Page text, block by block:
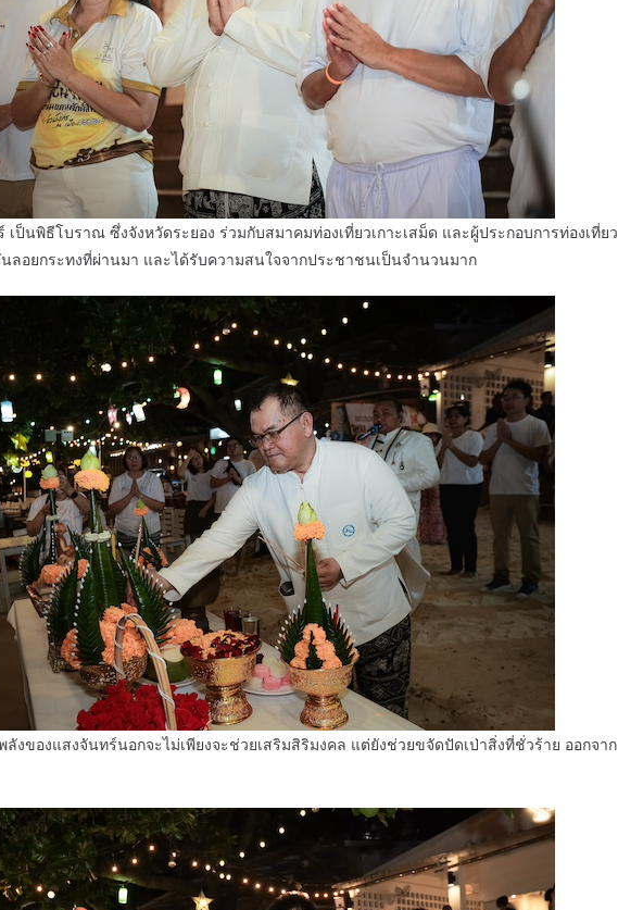
ป็นพิธีโบราณ ซึ่งจังหวัดระยอง ร่วมกับสมาคมท่องเที่ยวเกาะเสม็ด และผู้ประกอบการท่องเที่ยว
ลอยกระทงที่ผ่านมา และได้รับความสนใจจากประชาชนเป็นจำนวนมาก
งของแสงจันทร์นอกจะไม่เพียงจะช่วยเสริมสิริมงคล แต่ยังช่วยขจัดปัดเป่าสิ่งที่ชั่วร้าย ออกจาก